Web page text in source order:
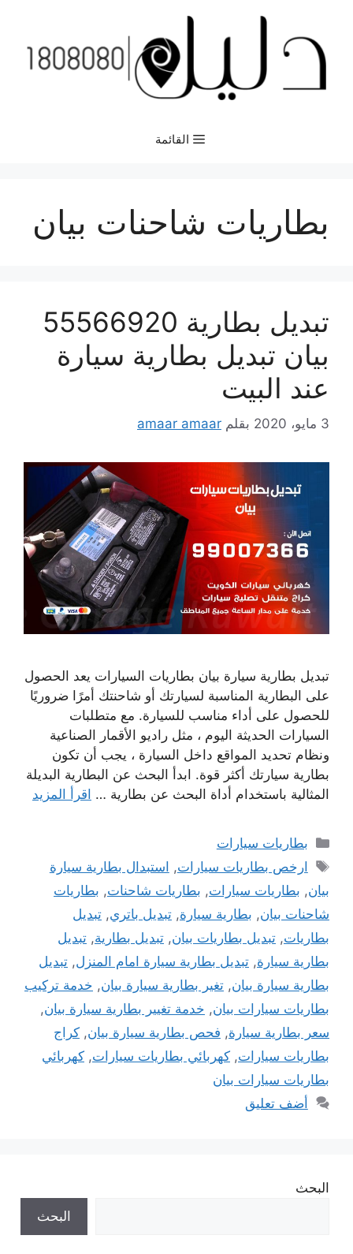
المحتوى
القائمة
بطاريات شاحنات بيان
تبديل بطارية 55566920
بيان تبديل بطارية سيارة
عند البيت
3 مايو، 2020 بقلم amaar amaar
تبديل بطارية سيارة بيان بطاريات السيارات يعد الحصول
على البطارية المناسبة لسيارتك أو شاحنتك أمرًا ضروريًا
للحصول على أداء مناسب للسيارة. مع متطلبات
السيارات الحديثة اليوم ، مثل راديو الأقمار الصناعية
ونظام تحديد المواقع داخل السيارة ، يجب أن تكون
بطارية سيارتك أكثر قوة. ابدأ البحث عن البطارية البديلة
المثالية باستخدام أداة البحث عن بطارية … اقرأ المزيد
التصنيفات
بطاريات سيارات
الوسوم
ارخص بطاريات سيارات, استبدال بطارية سيارة
بيان, بطاريات سيارات, بطاريات شاحنات, بطاريات
شاحنات بيان, بطارية سيارة, تبديل باتري, تبديل
بطاريات, تبديل بطاريات بيان, تبديل بطارية, تبديل
بطارية سيارة, تبديل بطارية سيارة امام المنزل, تبديل
بطارية سيارة بيان, تغير بطارية سيارة بيان, خدمة تركيب
بطاريات سيارات بيان, خدمة تغيير بطارية سيارة بيان,
سعر بطارية سيارة, فحص بطارية سيارة بيان, كراج
بطاريات سيارات, كهربائي بطاريات سيارات, كهربائي
بطاريات سيارات بيان
أضف تعليق
البحث
البحث